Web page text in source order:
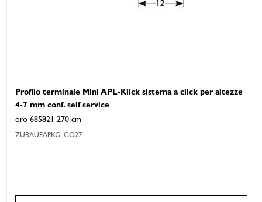
Profilo terminale Mini APL-Klick sistema a click per altezze
4-7 mm conf. self service
oro 685821 270 cm
ZUBAUEAPKG_GO27